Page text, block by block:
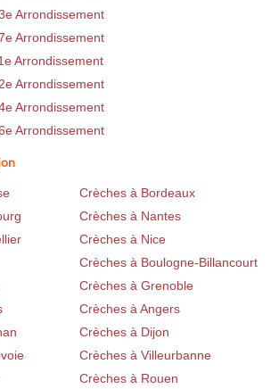
Arrondissement
Arrondissement
Arrondissement
Arrondissement
Arrondissement
Arrondissement
Crèches à Bordeaux
Crèches à Nantes
Crèches à Nice
Crèches à Boulogne-Billancourt
Crèches à Grenoble
Crèches à Angers
Crèches à Dijon
Crèches à Villeurbanne
Crèches à Rouen